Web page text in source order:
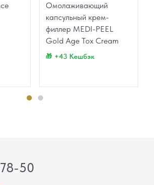
Омолаживающий
капсульный крем-
филлер MEDI-PEEL
Gold Age Tox Cream
+43 Кешбэк
50